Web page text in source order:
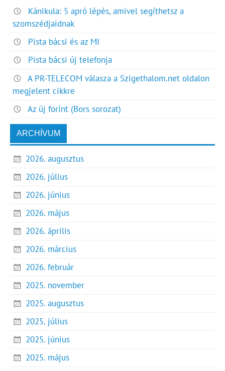
Kánikula: 5 apró lépés, amivel segíthetsz a
szomszédjaidnak
Pista bácsi és az MI
Pista bácsi új telefonja
A PR-TELECOM válasza a Szigethalom.net oldalon
megjelent cikkre
Az új forint (Bors sorozat)
ARCHÍVUM
2026. augusztus
2026. július
2026. június
2026. május
2026. április
2026. március
2026. február
2025. november
2025. augusztus
2025. július
2025. június
2025. május